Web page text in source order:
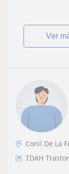
ver
Conil De La
TDAH